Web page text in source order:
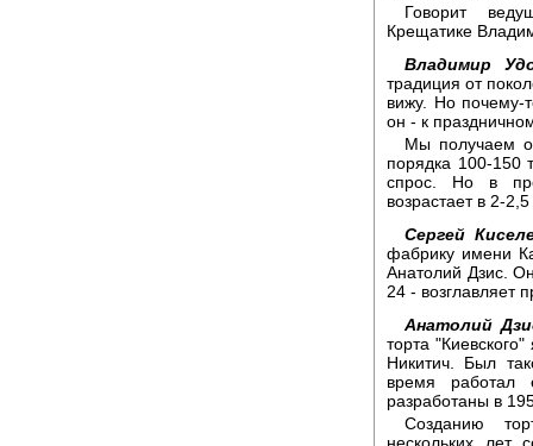
Говорит
Крещатике
Владимир
традиция от
вижу. Но почему-
он - к
Мы получаем
порядка 100-150
спрос. Но в
возрастает в 2-
Сергей
фабрику имени
Анатолий Дзис.
24 - возглавляет
Анатолий
торта
Никитич. Был
время работал
разработаны в
Созданию